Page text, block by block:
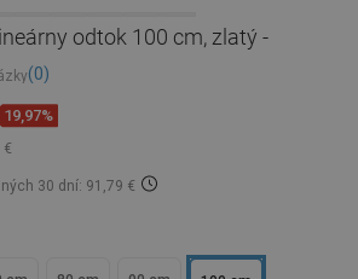
odtok 100 cm, zlatý -
(0)
€
19,97%
30 dní: 91,79 €